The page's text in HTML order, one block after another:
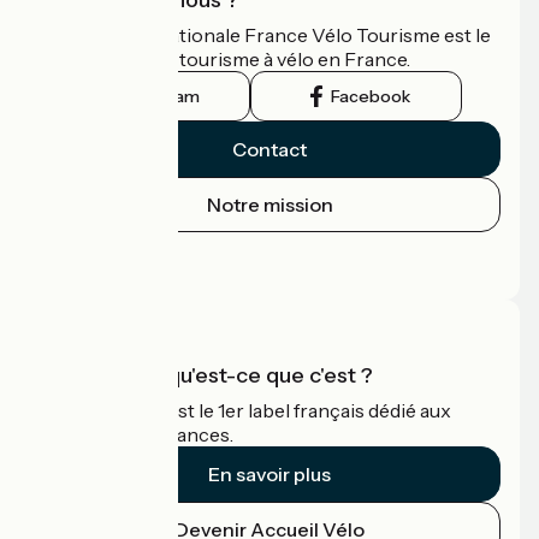
L'association nationale France Vélo Tourisme est le
guide officiel du tourisme à vélo en France.
Instagram Facebook
Contact
Notre mission
Accueil Vélo qu'est-ce que c'est ?
Accueil Vélo c'est le 1er label français dédié aux
cyclistes en vacances.
En savoir plus
Devenir Accueil Vélo